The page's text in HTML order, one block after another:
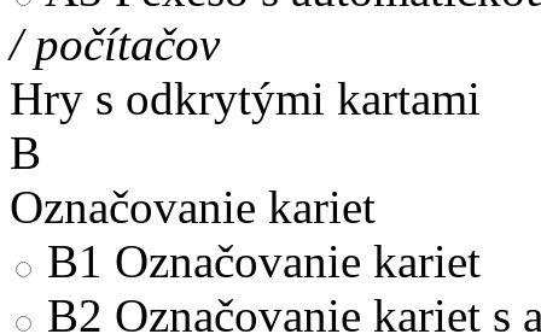
/ počítačov
Hry s odkrytými kartami
B
Označovanie kariet
B1 Označovanie kariet
B2 Označovanie kariet s